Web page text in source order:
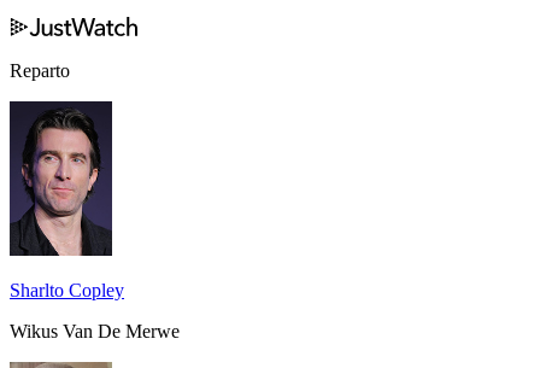
Reparto
Sharlto Copley
Wikus Van De Merwe